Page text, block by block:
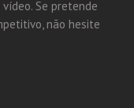
Se pretende
não hesite